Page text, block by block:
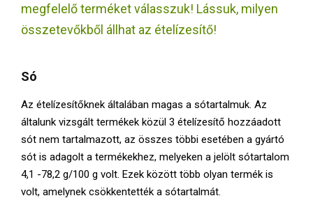
M
N
U
megfelelő terméket válasszuk! Lássuk, milyen
összetevőkből állhat az ételízesítő!
Só
Az ételízesítőknek általában magas a sótartalmuk. Az
általunk vizsgált termékek közül 3 ételízesítő hozzáadott
sót nem tartalmazott, az összes többi esetében a gyártó
sót is adagolt a termékekhez, melyeken a jelölt sótartalom
4,1 -78,2 g/100 g volt. Ezek között több olyan termék is
volt, amelynek csökkentették a sótartalmát.